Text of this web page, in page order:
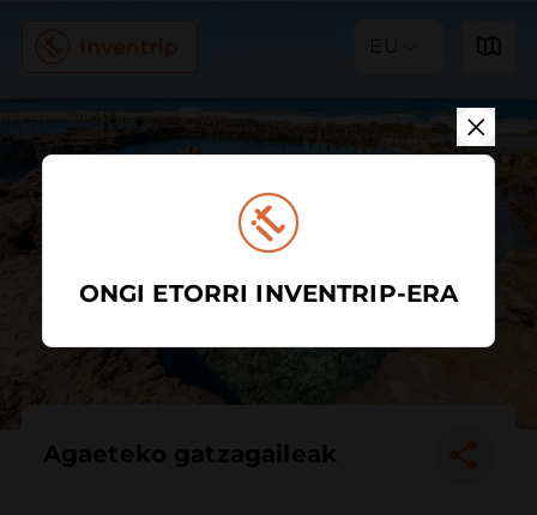
EU
Agaeteko gatzagaileak
ONGI ETORRI INVENTRIP-ERA